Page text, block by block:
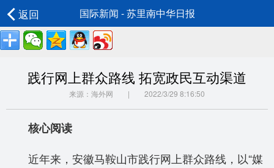
返回 国际新闻 - 苏里南中华日报
践行网上群众路线 拓宽政民互动渠道
来源：海外网 | 2022/3/29 8:16:50
核心阅读
近年来，安徽马鞍山市践行网上群众路线，以“媒